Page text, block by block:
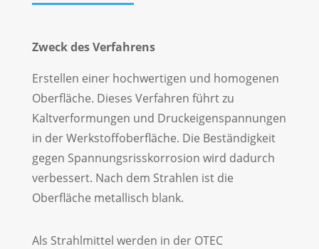
Zweck des Verfahrens
Erstellen einer hochwertigen und homogenen
Oberfläche. Dieses Verfahren führt zu
Kaltverformungen und Druckeigenspannungen
in der Werkstoffoberfläche. Die Beständigkeit
gegen Spannungsrisskorrosion wird dadurch
verbessert. Nach dem Strahlen ist die
Oberfläche metallisch blank.
Als Strahlmittel werden in der OTEC